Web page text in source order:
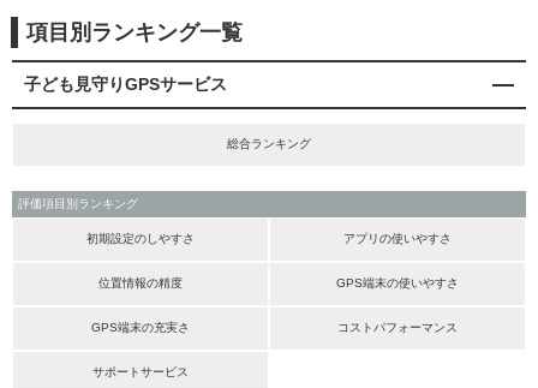
項目別ランキング一覧
子ども見守りGPSサービス
総合ランキング
評価項目別ランキング
初期設定のしやすさ アプリの使いやすさ
位置情報の精度 GPS端末の使いやすさ
GPS端末の充実さ コストパフォーマンス
サポートサービス